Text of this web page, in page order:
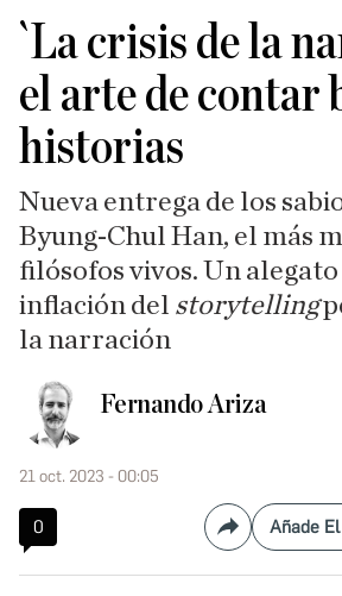
`La crisis de la
el arte de contar
historias
Nueva entrega de los
Byung-Chul Han, el más
filósofos vivos. Un
inflación del storytelling
la narración
Fernando Ariza
21 oct. 2023 - 00:05
0 Compartir
Añade